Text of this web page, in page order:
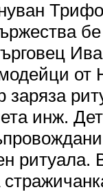
заряза
инж.
ритуала.